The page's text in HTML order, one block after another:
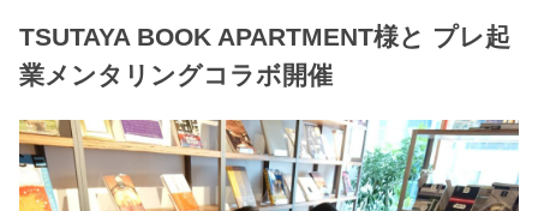
TSUTAYA BOOK APARTMENT様と プレ起
業メンタリングコラボ開催